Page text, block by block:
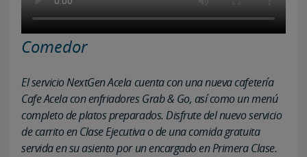
Comedor
El servicioNextGen Acelacuenta con una nueva cafetería
Cafe Acela con enfriadores Grab & Go, así como un menú
completo de platos preparados. Disfrute del nuevo servicio
de carrito en Clase Ejecutiva o de una comida gratuita
servida en su asiento por un encargado en Primera Clase.